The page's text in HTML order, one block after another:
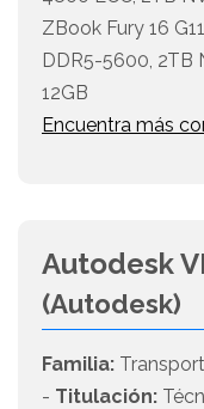
ZBook Fury 16
DDR5-5600, 2TB
12GB
Encuentra más
Autodesk
(Autodesk)
Familia:
- Titulación: